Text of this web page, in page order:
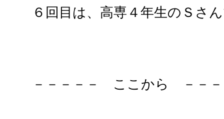
６回目は、高専４年生のＳさ
－－－－－ ここから －－－